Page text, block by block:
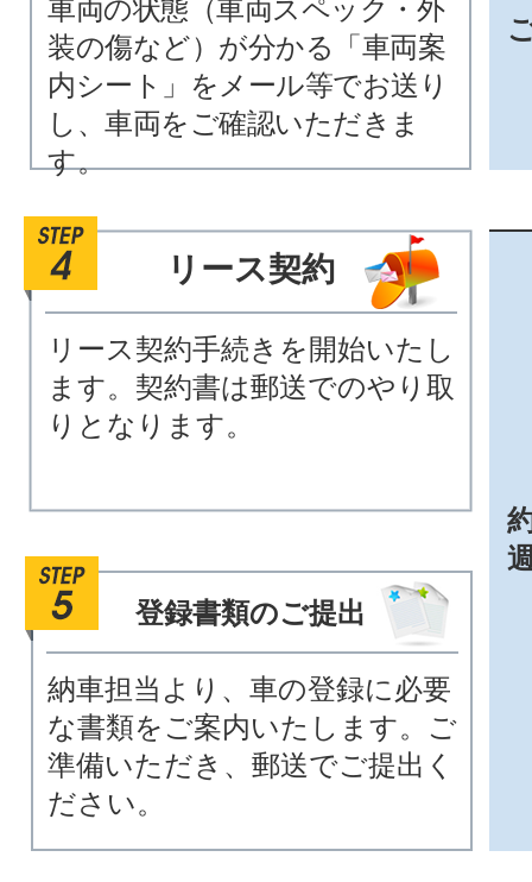
車両の状態（車両スペック・外
装の傷など）が分かる「車両案
内シート」をメール等でお送り
し、車両をご確認いただきま
す。
リース契約
リース契約手続きを開始いたし
ます。契約書は郵送でのやり取
りとなります。
登録書類のご提出
納車担当より、車の登録に必要
な書類をご案内いたします。ご
準備いただき、郵送でご提出く
ださい。